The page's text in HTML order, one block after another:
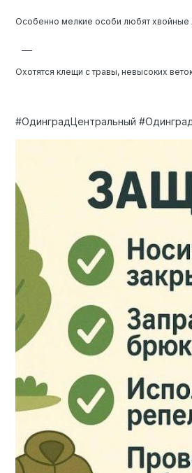
Особенно мелкие особи любят хвойные
Охотятся клещи с травы, невысоких
#ОдинградЦентральный